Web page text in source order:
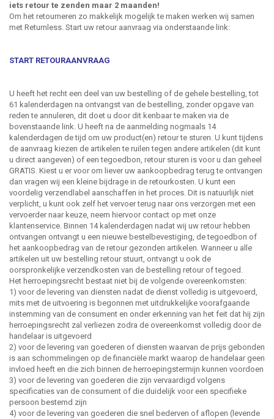
iets retour te zenden maar 2 maanden!
Om het retourneren zo makkelijk mogelijk te maken werken wij samen
met Returnless. Start uw retour aanvraag via onderstaande link:
START RETOURAANVRAAG
U heeft het recht een deel van uw bestelling of de gehele bestelling, tot
61 kalenderdagen na ontvangst van de bestelling, zonder opgave van
reden te annuleren, dit doet u door dit kenbaar te maken via de
bovenstaande link. U heeft na de aanmelding nogmaals 14
kalenderdagen de tijd om uw product(en) retour te sturen. U kunt tijdens
de aanvraag kiezen de artikelen te ruilen tegen andere artikelen (dit kunt
u direct aangeven) of een tegoedbon, retour sturen is voor u dan geheel
GRATIS. Kiest u er voor om liever uw aankoopbedrag terug te ontvangen
dan vragen wij een kleine bijdrage in de retourkosten. U kunt een
voordelig verzendlabel aanschaffen in het proces. Dit is natuurlijk niet
verplicht, u kunt ook zelf het vervoer terug naar ons verzorgen met een
vervoerder naar keuze, neem hiervoor contact op met onze
klantenservice. Binnen 14 kalenderdagen nadat wij uw retour hebben
ontvangen ontvangt u een nieuwe bestelbevestiging, de tegoedbon of
het aankoopbedrag van de retour gezonden artikelen. Wanneer u alle
artikelen uit uw bestelling retour stuurt, ontvangt u ook de
oorspronkelijke verzendkosten van de bestelling retour of tegoed.
Het herroepingsrecht bestaat niet bij de volgende overeenkomsten:
1) voor de levering van diensten nadat de dienst volledig is uitgevoerd,
mits met de uitvoering is begonnen met uitdrukkelijke voorafgaande
instemming van de consument en onder erkenning van het feit dat hij zijn
herroepingsrecht zal verliezen zodra de overeenkomst volledig door de
handelaar is uitgevoerd
2) voor de levering van goederen of diensten waarvan de prijs gebonden
is aan schommelingen op de financiële markt waarop de handelaar geen
invloed heeft en die zich binnen de herroepingstermijn kunnen voordoen
3) voor de levering van goederen die zijn vervaardigd volgens
specificaties van de consument of die duidelijk voor een specifieke
persoon bestemd zijn
4) voor de levering van goederen die snel bederven of aflopen (levende